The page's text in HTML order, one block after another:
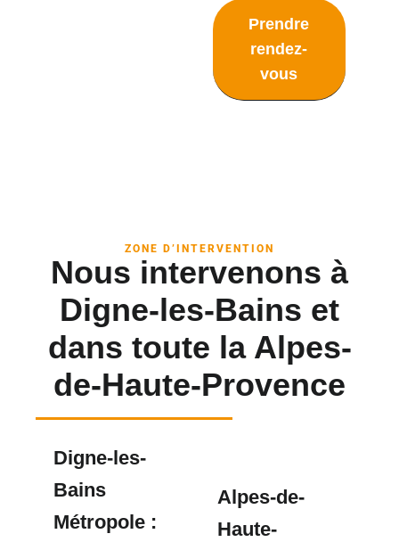
Prendre
rendez-
vous
ZONE D’INTERVENTION
Nous intervenons à
Digne-les-Bains et
dans toute la Alpes-
de-Haute-Provence
Digne-les-
Bains
Métropole :
Alpes-de-
Haute-